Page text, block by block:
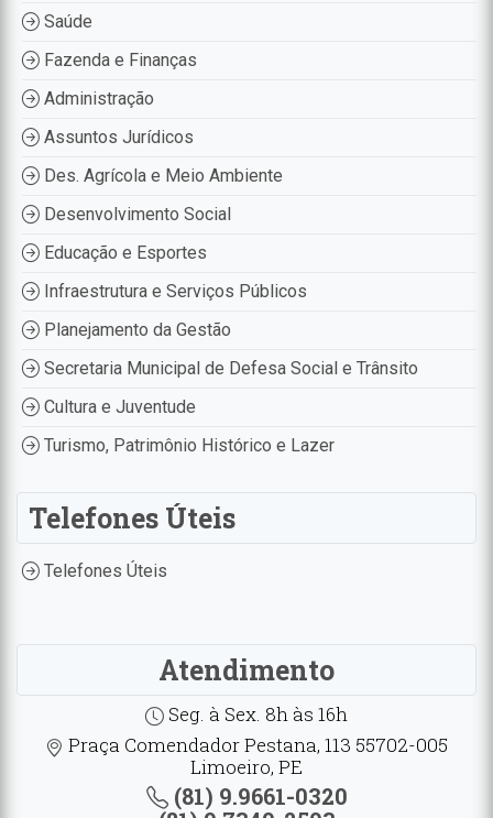
Saúde
Fazenda e Finanças
Administração
Assuntos Jurídicos
Des. Agrícola e Meio Ambiente
Desenvolvimento Social
Educação e Esportes
Infraestrutura e Serviços Públicos
Planejamento da Gestão
Secretaria Municipal de Defesa Social e Trânsito
Cultura e Juventude
Turismo, Patrimônio Histórico e Lazer
Telefones Úteis
Telefones Úteis
Atendimento
Seg. à Sex. 8h às 16h
Praça Comendador Pestana, 113 55702-005
Limoeiro, PE
(81) 9.9661-0320